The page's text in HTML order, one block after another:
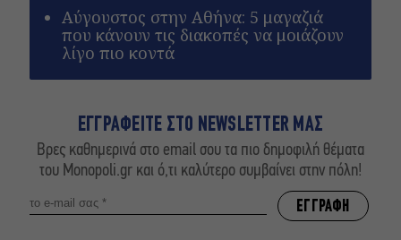
Αύγουστος στην Αθήνα: 5 μαγαζιά
που κάνουν τις διακοπές να μοιάζουν
λίγο πιο κοντά
ΕΓΓΡΑΦΕΙΤΕ ΣΤΟ NEWSLETTER ΜΑΣ
Βρες καθημερινά στο email σου τα πιο δημοφιλή θέματα
του Monopoli.gr και ό,τι καλύτερο συμβαίνει στην πόλη!